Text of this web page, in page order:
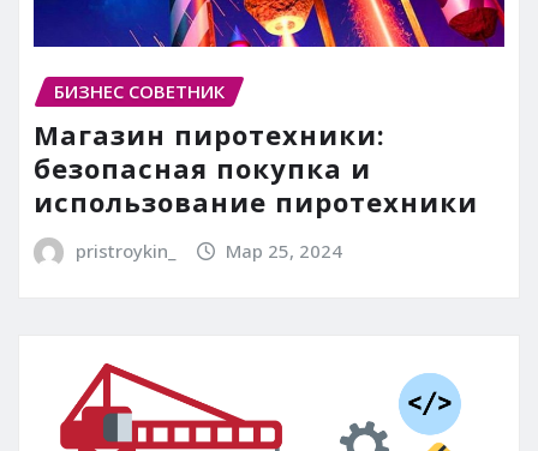
БИЗНЕС СОВЕТНИК
Магазин пиротехники:
безопасная покупка и
использование пиротехники
pristroykin_ Мар 25, 2024